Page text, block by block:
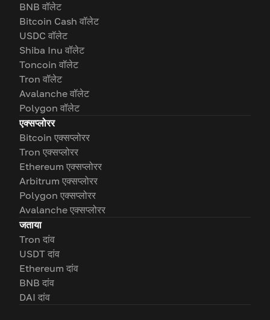
BNB वॉलेट
Bitcoin Cash वॉलेट
USDC वॉलेट
Shiba Inu वॉलेट
Toncoin वॉलेट
Tron वॉलेट
Avalanche वॉलेट
Polygon वॉलेट
एक्सप्लोरर
Bitcoin एक्सप्लोरर
Tron एक्सप्लोरर
Ethereum एक्सप्लोरर
Arbitrum एक्सप्लोरर
Polygon एक्सप्लोरर
Avalanche एक्सप्लोरर
जताया
Tron दांव
USDT दांव
Ethereum दांव
BNB दांव
DAI दांव